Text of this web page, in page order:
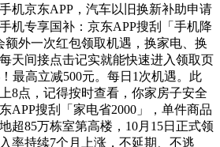
机京东APP，汽车以旧换新补助申请
手机专享国补：京东APP搜刮「手机降
额外一次红包领取机遇，换家电、换
天间接点击记实就能快速进入领取页
最高立减500元。每日1次机遇。此
8点，记得按时查看，你家房子安全
APP搜刮「家电省2000」，单件商品
超85万栋室第高楼，10月15日正式领
率持续7个月上涨，不延期、不逃